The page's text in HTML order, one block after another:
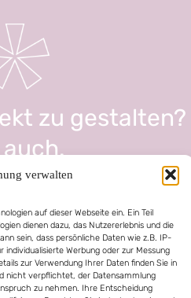
verwalten
auf dieser Webseite ein. Ein Teil
dienen dazu, das Nutzererlebnis und die
sein, dass persönliche Daten wie z.B. IP-
Werbung oder zur Messung
zur Verwendung Ihrer Daten finden Sie in
nicht verpflichtet, der Datensammlung
zu nehmen. Ihre Entscheidung
zu gestalten?
16 17
made.at